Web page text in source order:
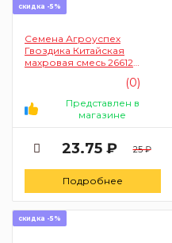
скидка -5%
Семена Агроуспех
Гвоздика Китайская
махровая смесь 26612
(0)
Представлен в
магазине
23.75 ₽ 25 ₽
Подробнее
скидка -5%